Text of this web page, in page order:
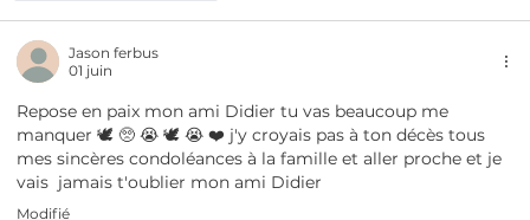
Jason ferbus
01 juin
Repose en paix mon ami Didier tu vas beaucoup me
manquer 🕊️ 🥺 😭 🕊️ 😭 ❤️ j'y croyais pas à ton décès tous
mes sincères condoléances à la famille et aller proche et je
vais  jamais t'oublier mon ami Didier
Modifié